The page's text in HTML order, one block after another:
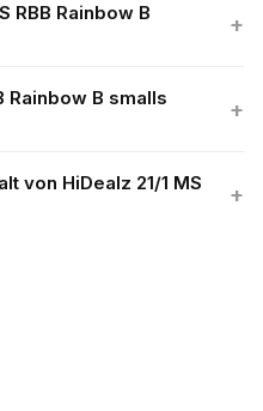
RBB Rainbow B
+
Rainbow B smalls
+
von HiDealz 21/1 MS
+